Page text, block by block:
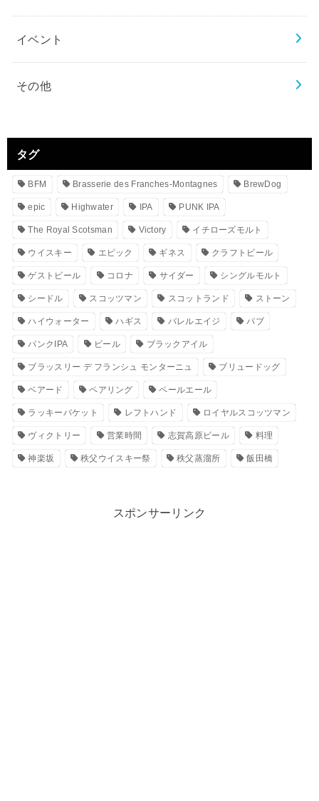
イベント
その他
タグ
BFM Brasserie des Franches-Montagnes BrewDog
epic Highwater IPA PUNK IPA
The Royal Scotsman Victory イチローズモルト
ウイスキー エピック ギネス クラフトビール
ゲストビール コロナ サイダー シングルモルト
シードル スコッツマン スコットランド ストーン
ハイウォーター ハギス バレルエイジ パブ
パンクIPA ビール ブラックアイル
ブラッスリー デ フランシュ モンターニュ ブリュードッグ
ベアード ペアリング ペールエール
ラッキーバケット レフトハンド ロイヤルスコッツマン
ヴィクトリー 営業時間 志賀高原ビール 料理
神楽坂 秩父ウイスキー祭 秩父蒸溜所 飯田橋
スポンサーリンク